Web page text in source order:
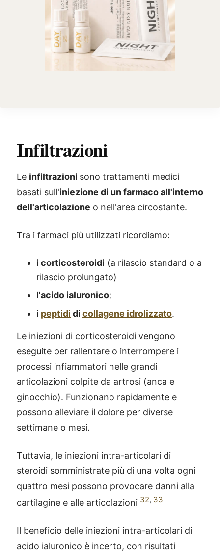
Infiltrazioni
Le infiltrazioni sono trattamenti medici
basati sull'iniezione di un farmaco all'interno
dell'articolazione o nell'area circostante.
Tra i farmaci più utilizzati ricordiamo:
i corticosteroidi (a rilascio standard o a
rilascio prolungato)
l'acido ialuronico;
i peptidi di collagene idrolizzato.
Le iniezioni di corticosteroidi vengono
eseguite per rallentare o interrompere i
processi infiammatori nelle grandi
articolazioni colpite da artrosi (anca e
ginocchio). Funzionano rapidamente e
possono alleviare il dolore per diverse
settimane o mesi.
Tuttavia, le iniezioni intra-articolari di
steroidi somministrate più di una volta ogni
quattro mesi possono provocare danni alla
cartilagine e alle articolazioni 32, 33
Il beneficio delle iniezioni intra-articolari di
acido ialuronico è incerto, con risultati
X115 -